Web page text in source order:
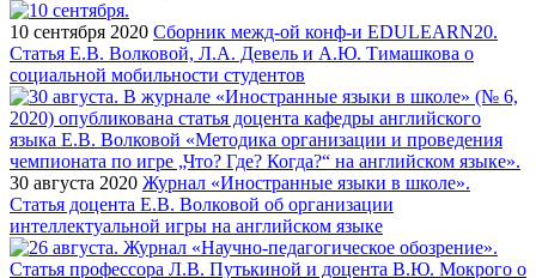
10 сентября 2020 Сборник межд-ой конф-и EDULEARN20.
Статья Е.В. Волковой, Л.А. Девель и А.Ю. Тимашкова о
социальной мобильности студентов
30 августа 2020 Журнал «Иностранные языки в школе».
Статья доцента Е.В. Волковой об организации
интеллектуальной игры на английском языке